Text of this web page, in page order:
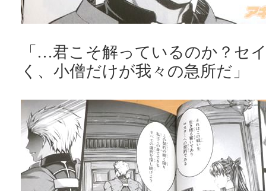
「…君こそ解っているのか？セ
く、小僧だけが我々の急所だ」